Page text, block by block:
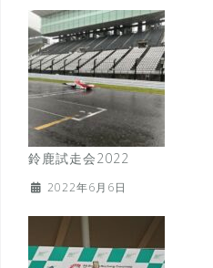
鈴鹿試走会2022
2022年6月6日